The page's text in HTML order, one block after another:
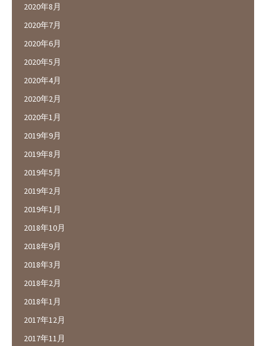
2020年8月
2020年7月
2020年6月
2020年5月
2020年4月
2020年2月
2020年1月
2019年9月
2019年8月
2019年5月
2019年2月
2019年1月
2018年10月
2018年9月
2018年3月
2018年2月
2018年1月
2017年12月
2017年11月